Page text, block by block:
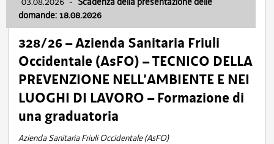
domande: 18.08.2026
328/26 – Azienda Sanitaria Friuli
Occidentale (AsFO) – TECNICO DELLA
PREVENZIONE NELL’AMBIENTE E NEI
LUOGHI DI LAVORO – Formazione di
una graduatoria
Azienda Sanitaria Friuli Occidentale (AsFO)